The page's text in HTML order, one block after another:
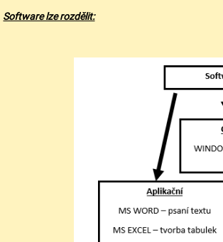
Software lze rozdělit: